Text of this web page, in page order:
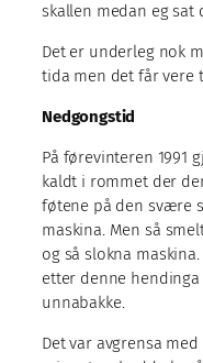
skallen medan eg sat
Det er underleg nok
tida men det får vere
Nedgongstid
På førevinteren 1991
kaldt i rommet der
føtene på den svære
maskina. Men så
og så slokna
etter denne
unnabakke.
Det var avgrensa